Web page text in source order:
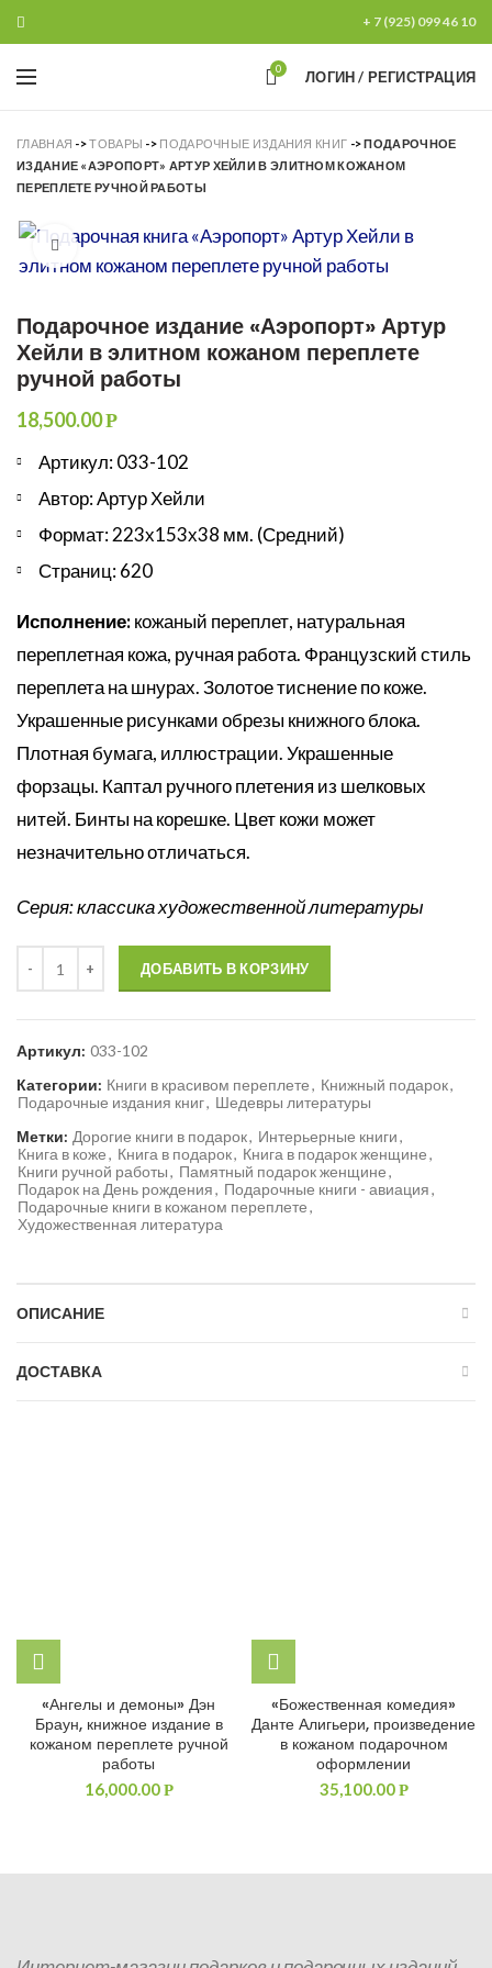
+ 7 (925) 099 46 10
0 ЛОГИН / РЕГИСТРАЦИЯ
ГЛАВНАЯ ->ТОВАРЫ -> ПОДАРОЧНЫЕ ИЗДАНИЯ КНИГ ->ПОДАРОЧНОЕ
ИЗДАНИЕ «АЭРОПОРТ» АРТУР ХЕЙЛИ В ЭЛИТНОМ КОЖАНОМ
ПЕРЕПЛЕТЕ РУЧНОЙ РАБОТЫ
Увеличить
Подарочное издание «Аэропорт» Артур
Хейли в элитном кожаном переплете
ручной работы
18,500.00Р
Артикул: 033-102
Автор: Артур Хейли
Формат: 223х153х38 мм. (Средний)
Страниц: 620
Исполнение:кожаный переплет, натуральная
переплетная кожа, ручная работа. Французский стиль
переплета на шнурах. Золотое тиснение по коже.
Украшенные рисунками обрезы книжного блока.
Плотная бумага, иллюстрации. Украшенные
форзацы. Каптал ручного плетения из шелковых
нитей. Бинты на корешке. Цвет кожи может
незначительно отличаться.
Серия: классика художественной литературы
ДОБАВИТЬ В КОРЗИНУ
Артикул: 033-102
Категории: Книги в красивом переплете, Книжный подарок,
Подарочные издания книг, Шедевры литературы
Метки: Дорогие книги в подарок, Интерьерные книги,
Книга в коже, Книга в подарок, Книга в подарок женщине,
Книги ручной работы, Памятный подарок женщине,
Подарок на День рождения, Подарочные книги - авиация,
Подарочные книги в кожаном переплете,
Художественная литература
ОПИСАНИЕ
ДОСТАВКА
«Ангелы и демоны» Дэн
Браун, книжное издание в
кожаном переплете ручной
работы
16,000.00Р
«Божественная комедия»
Данте Алигьери, произведение
в кожаном подарочном
оформлении
35,100.00Р